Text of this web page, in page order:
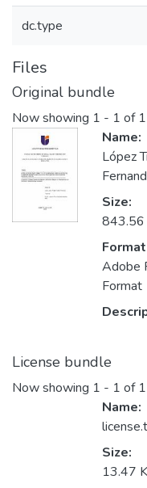
dc.type
Files
Original bundle
Now showing 1 - 1 of 1
Name:
López
Size:
843.56
Adobe
Format
License bundle
Now showing 1 - 1 of 1
Name:
Size:
13.47